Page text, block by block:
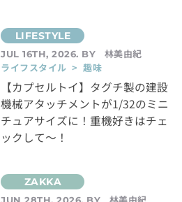
JUL 16TH, 2026. BY
林美由紀
ライフスタイル > 趣味
【カプセルトイ】タグチ製の建設
機械アタッチメントが1/32のミニ
チュアサイズに！重機好きはチェ
ックして～！
JUN 28TH, 2026. BY 林美由紀